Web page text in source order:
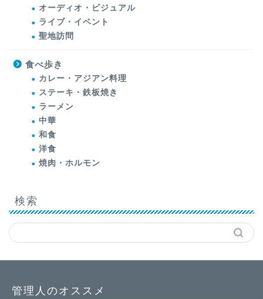
オーディオ・ビジュアル
ライブ・イベント
聖地訪問
食べ歩き
カレー・アジアン料理
ステーキ・鉄板焼き
ラーメン
中華
和食
洋食
焼肉・ホルモン
検索
管理人のオススメ